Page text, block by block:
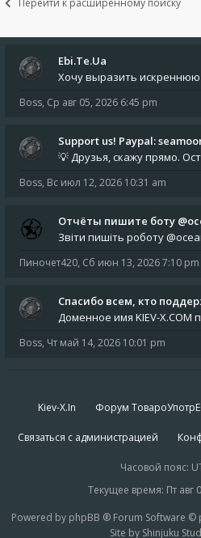
Перейти к расширенному поиску
Ebi.Te.Ua
Boss, Ср авг 05, 2026 6:45 pm
Support us! Paypal:
Boss, Вс июл 12, 2026 10:31 am
Отчёты пишите боту
Пиночет420, Сб июн 13, 2026 7:10 pm
Спасибо всем, кто
Boss, Чт май 14, 2026 10:01 pm
Kiev-X.In Форум
Связаться с администрацией
Часовой пояс:
Текущее время: Пт авг
Powered by phpBB ® Forum Software ©
Site by Shinjuku